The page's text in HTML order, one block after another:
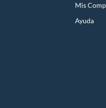
Mis
Ayuda